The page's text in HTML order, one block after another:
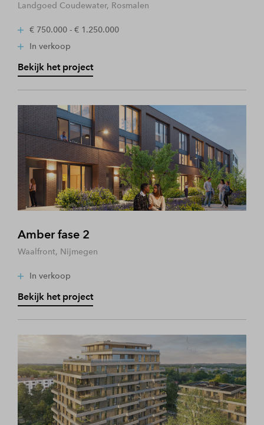
Landgoed Coudewater, Rosmalen
€ 750.000 - € 1.250.000
In verkoop
Bekijk het project
Amber fase 2
Waalfront, Nijmegen
In verkoop
Bekijk het project